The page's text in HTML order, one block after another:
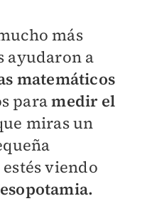
más
ayudaron a
matemáticos
paramedir el
miras un
viendo